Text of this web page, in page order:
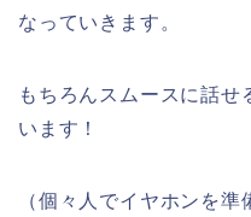
なっていきます。
もちろんスムースに話せ
います！
（個々人でイヤホンを